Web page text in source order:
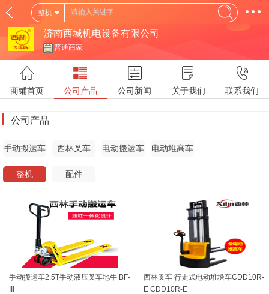
整机
济南西城机电设备有限公司
普通商家
商铺首页 公司产品 公司新闻 关于我们 联系我们
公司产品
手动搬运车 西林叉车 电动搬运车 电动堆高车
整机 配件
手动搬运车2.5T手动液压叉车地牛 BF-
西林叉车 行走式电动堆垛车CDD10R-
E CDD10R-E